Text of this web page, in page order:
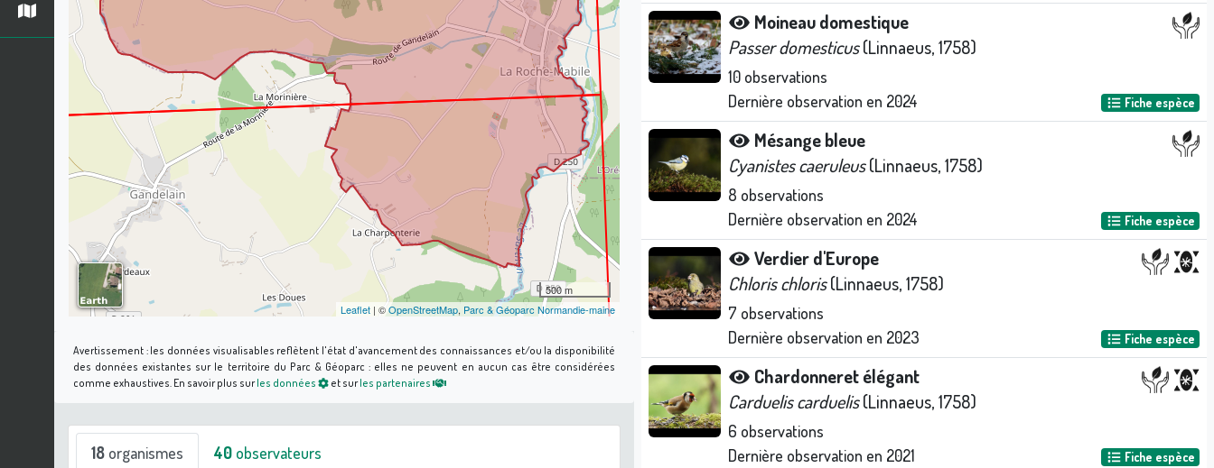
500 m
Leaflet | ©OpenStreetMap, Parc & Géoparc Normandie-maine
Avertissement :les données visualisables reflètent l'état d'avancement des connaissances et/ou la disponibilité
des données existantes sur le territoire du Parc & Géoparc : elles ne peuvent en aucun cas être considérées
comme exhaustives. En savoir plus surles données et surles partenaires
18 organismes 40 observateurs
Moineau domestique
Passer domesticus(Linnaeus, 1758)
10 observations
Dernière observation en 2024 Fiche espèce
Mésange bleue
Cyanistes caeruleus(Linnaeus, 1758)
8 observations
Dernière observation en 2024 Fiche espèce
Verdier d'Europe
Chloris chloris(Linnaeus, 1758)
7 observations
Dernière observation en 2023 Fiche espèce
Chardonneret élégant
Carduelis carduelis(Linnaeus, 1758)
6 observations
Dernière observation en 2021 Fiche espèce